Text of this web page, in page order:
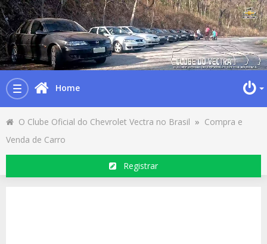
Toggle
navigation
Home
O Clube Oficial do Chevrolet Vectra no Brasil » Compra e
Venda de Carro
Registrar